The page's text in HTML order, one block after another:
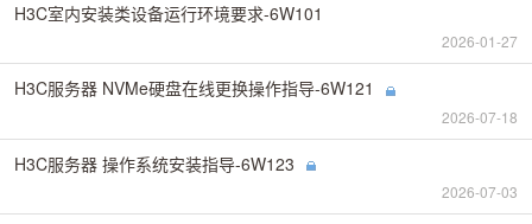
H3C室内安装类设备运行环境要求-6W101
2026-01-27
H3C服务器 NVMe硬盘在线更换操作指导-6W121
2026-07-18
H3C服务器 操作系统安装指导-6W123
2026-07-03